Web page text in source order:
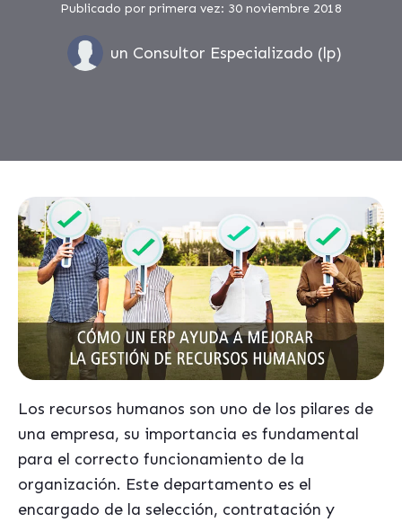
Publicado por primera vez: 30 noviembre 2018
un Consultor Especializado (lp)
Los recursos humanos son uno de los pilares de
una empresa, su importancia es fundamental
para el correcto funcionamiento de la
organización. Este departamento es el
encargado de la selección, contratación y